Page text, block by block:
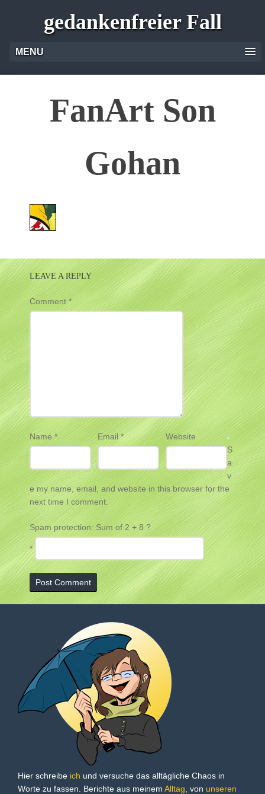
gedankenfreier Fall
MENU
FanArt Son
Gohan
LEAVE A REPLY
Comment *
Name* Email*
Website
S
a
v
e my name, email, and website in this browser for the
next time I comment.
Spam protection: Sum of 2 + 8 ?
*
Hier schreibe ich und versuche das alltägliche Chaos in
Worte zu fassen. Berichte aus meinem Alltag , von unseren